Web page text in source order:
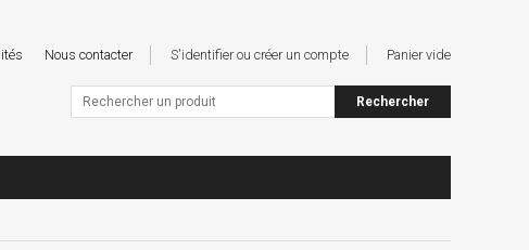
Nous contacter S'identifier ou créer un compte Panier vide